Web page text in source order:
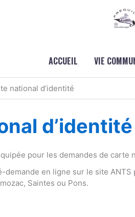
ACCUEIL VIE
national d’identité
d’identité
pour les demandes de carte
demande en ligne sur le site
Saintes ou Pons.